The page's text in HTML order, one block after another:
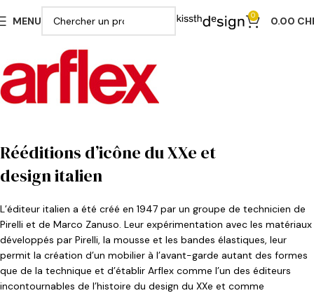
MENU 0 0.00
Rééditions d’icône du XXe et
design italien
L’éditeur italien a été créé en 1947 par un groupe de technicien de
Pirelli et de Marco Zanuso. Leur expérimentation avec les matériaux
développés par Pirelli, la mousse et les bandes élastiques, leur
permit la création d’un mobilier à l’avant-garde autant des formes
que de la technique et d’établir Arflex comme l’un des éditeurs
incontournables de l’histoire du design du XXe et comme